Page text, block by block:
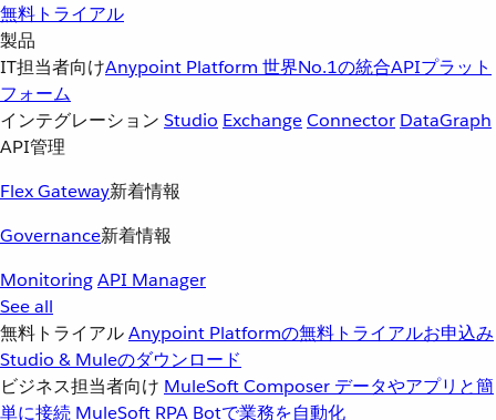
無料トライアル
製品
IT担当者向けAnypoint Platform 世界No.1の統合APIプラット
フォーム
インテグレーション Studio ExchangeConnector DataGraph
API管理
Flex Gateway新着情報
Governance新着情報
MonitoringAPI Manager
See all
無料トライアルAnypoint Platformの無料トライアルお申込み
Studio & Muleのダウンロード
ビジネス担当者向け MuleSoft Composer データやアプリと簡
単に接続 MuleSoft RPA Botで業務を自動化